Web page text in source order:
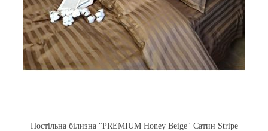
Постільна білизна "PREMIUM Honey Beige" Сатин Stripe